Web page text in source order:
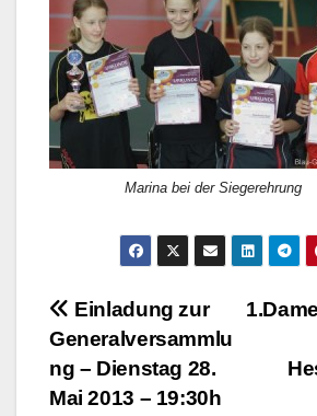
Marina bei der Siegerehrung
Einladung zur
Generalversammlu
ng – Dienstag 28.
Mai 2013 – 19:30h